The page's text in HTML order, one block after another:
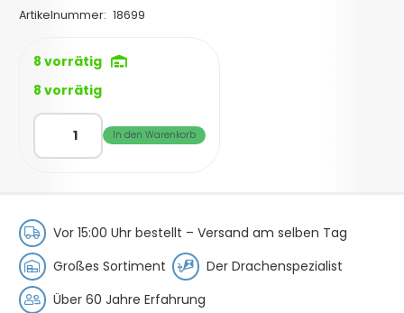
Artikelnummer: 18699
8 vorrätig
8 vorrätig
HQ
Schillernde
In den Warenkorb
Vor 15:00 Uhr bestellt – Versand am selben Tag
Großes Sortiment
Der Drachenspezialist
Über 60 Jahre Erfahrung